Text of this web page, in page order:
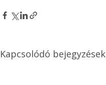
Kapcsolódó bejegyzések